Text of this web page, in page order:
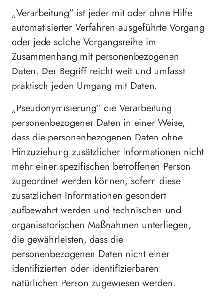
„Verarbeitung“ ist jeder mit oder ohne Hilfe
automatisierter Verfahren ausgeführte Vorgang
oder jede solche Vorgangsreihe im
Zusammenhang mit personenbezogenen
Daten. Der Begriff reicht weit und umfasst
praktisch jeden Umgang mit Daten.
„Pseudonymisierung“ die Verarbeitung
personenbezogener Daten in einer Weise,
dass die personenbezogenen Daten ohne
Hinzuziehung zusätzlicher Informationen nicht
mehr einer spezifischen betroffenen Person
zugeordnet werden können, sofern diese
zusätzlichen Informationen gesondert
aufbewahrt werden und technischen und
organisatorischen Maßnahmen unterliegen,
die gewährleisten, dass die
personenbezogenen Daten nicht einer
identifizierten oder identifizierbaren
natürlichen Person zugewiesen werden.